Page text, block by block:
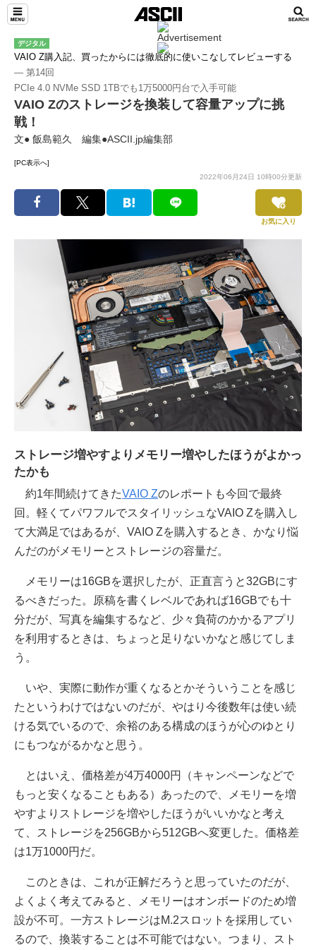
デジタル
VAIO Z購入記、買ったからには徹底的に使いこなしてレビューする
― 第14回
PCIe 4.0 NVMe SSD 1TBでも1万5000円台で入手可能
VAIO Zのストレージを換装して容量アップに挑
戦！
文● 飯島範久 編集●ASCII.jp編集部
[PC表示へ]
2022年06月24日 10時00分更新
お気に入り
ストレージ増やすよりメモリー増やしたほうがよかっ
たかも
約1年間続けてきたVAIO Zのレポートも今回で最終
回。軽くてパワフルでスタイリッシュなVAIO Zを購入し
て大満足ではあるが、VAIO Zを購入するとき、かなり悩
んだのがメモリーとストレージの容量だ。
メモリーは16GBを選択したが、正直言うと32GBにす
るべきだった。原稿を書くレベルであれば16GBでも十
分だが、写真を編集するなど、少々負荷のかかるアプリ
を利用するときは、ちょっと足りないかなと感じてしま
う。
いや、実際に動作が重くなるとかそういうことを感じ
たというわけではないのだが、やはり今後数年は使い続
ける気でいるので、余裕のある構成のほうが心のゆとり
にもつながるかなと思う。
とはいえ、価格差が4万4000円（キャンペーンなどで
もっと安くなることもある）あったので、メモリーを増
やすよりストレージを増やしたほうがいいかなと考え
て、ストレージを256GBから512GBへ変更した。価格差
は1万1000円だ。
このときは、これが正解だろうと思っていたのだが、
よくよく考えてみると、メモリーはオンボードのため増
設が不可。一方ストレージはM.2スロットを採用してい
るので、換装することは不可能ではない。つまり、スト